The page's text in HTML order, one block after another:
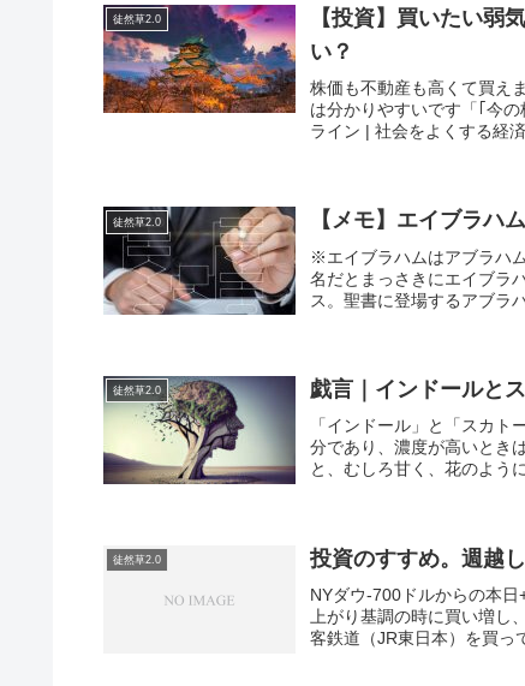
徒然草2.0
【投資】買いたい弱
い？
株価も不動産も高くて買え
は分かりやすいです「｢今
ライン | 社会をよくする経
徒然草2.0 【メモ】エイブラハ
※エイブラハムはアブラハ
名だとまっさきにエイブラ
ス。聖書に登場するアブラ
徒然草2.0 戯言｜インドールと
「インドール」と「スカ
分であり、濃度が高いとき
と、むしろ甘く、花のよう
徒然草2.0 投資のすすめ。週越
NYダウ-700ドルからの本
上がり基調の時に買い増
客鉄道（JR東日本）を買っ